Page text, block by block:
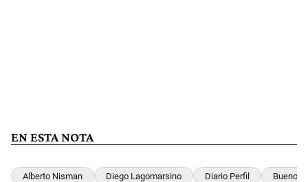
EN ESTA NOTA
Alberto Nisman Diego Lagomarsino Diario Perfil Buenos